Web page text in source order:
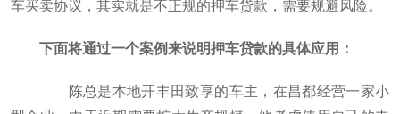
车买卖协议，其实就是不正规的押车贷款，需要规避风险。
下面将通过一个案例来说明押车贷款的具体应用：
陈总是本地开丰田致享的车主，在昌都经营一家小